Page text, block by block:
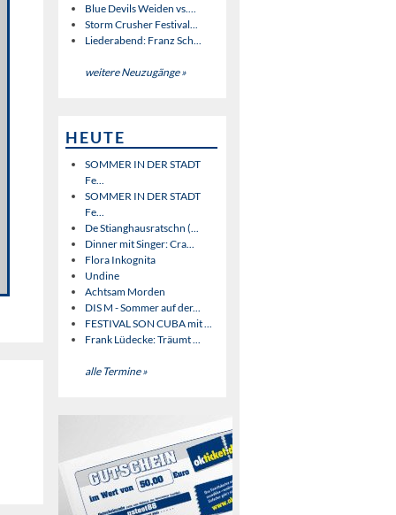
Blue Devils Weiden vs....
Storm Crusher Festival...
Liederabend: Franz Sch...
weitere Neuzugänge »
HEUTE
SOMMER IN DER STADT
Fe...
SOMMER IN DER STADT
Fe...
De Stianghausratschn (...
Dinner mit Singer: Cra...
Flora Inkognita
Undine
Achtsam Morden
DIS M - Sommer auf der...
FESTIVAL SON CUBA mit ...
Frank Lüdecke: Träumt ...
alle Termine »